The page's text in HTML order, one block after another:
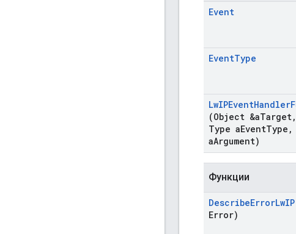
Event
EventType
LwIPEventHandler
(Object &aTarget,
Type aEventType ,
aArgument)
Функции
DescribeErrorLwIP
Error)